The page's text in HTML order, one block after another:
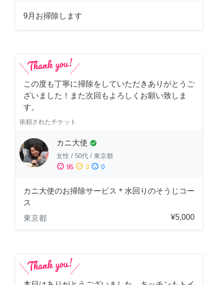
9月お掃除します
この度も丁寧に掃除をしていただきありがとうご
ざいました！また次回もよろしくお願い致しま
す。
依頼されたチケット
カニ大使 check_circle
女性 / 50代 / 東京都
sentiment_satisfied 95 sentiment_neutral 3 sentiment_dissatisfied 0
カニ大使のお掃除サービス＊水回りのそうじコー
ス
東京都
¥5,000